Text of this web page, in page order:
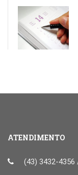
ATENDIMENTO
(43) 3432-4356